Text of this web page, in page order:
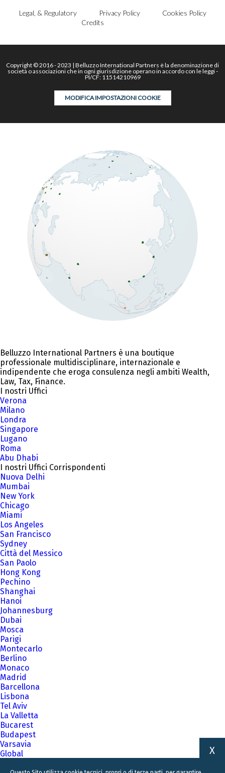
Legal, & Regulatory Privacy Policy
Cookies Policy
Credits
Copyright © 2016 - 2023 | Belluzzo International Partners è la denominazione di
società o associazioni che in ogni giurisdizione operano in accordo con le leggi -
PI/CF: 11514210969
MODIFICA IMPOSTAZIONI COOKIE
Belluzzo International Partners è una boutique
professionale multidisciplinare, internazionale e
indipendente che eroga consulenza negli ambiti Wealth,
Law, Tax, Finance.
I nostri Uffici
Verona
Milano
Londra
Singapore
Lugano
Roma
Abu Dhabi
I nostri Uffici Corrispondenti
Nuova Delhi
Mumbai
New York
Chicago
Miami
Los Angeles
San Francisco
Sydney
Città del Messico
San Paolo
Hong Kong
Pechino
Shanghai
Hanoi
Johannesburg
Dubai
Mosca
Parigi
Montecarlo
Berlino
Monaco
Madrid
Barcellona
Lisbona
Tel Aviv
La Valletta
Bucarest
Budapest
Varsavia
Global
X